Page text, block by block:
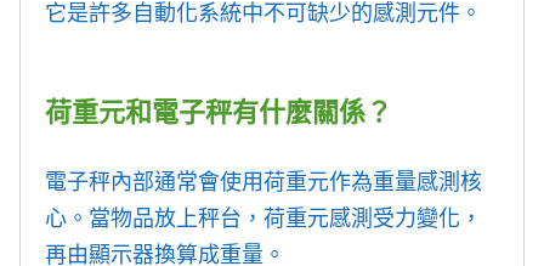
它是許多自動化系統中不可缺少的感測元件。
荷重元和電子秤有什麼關係？
電子秤內部通常會使用荷重元作為重量感測核
心。當物品放上秤台，荷重元感測受力變化，
再由顯示器換算成重量。